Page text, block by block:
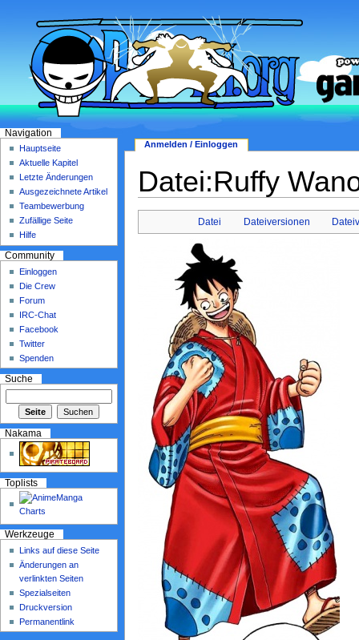
Datei:Ruffy
Datei Dateiversionen
Anmelden / Einloggen
Navigation
Hauptseite
Aktuelle Kapitel
Letzte Änderungen
Ausgezeichnete Artikel
Teambewerbung
Zufällige Seite
Hilfe
Community
Einloggen
Die Crew
Forum
IRC-Chat
Facebook
Twitter
Spenden
Suche
Nakama
Toplists
Werkzeuge
Links auf diese Seite
Änderungen an
verlinkten Seiten
Spezialseiten
Druckversion
Permanentlink